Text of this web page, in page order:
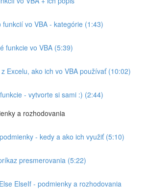
funkcií vo VBA - kategórie (1:43)
funkcie vo VBA (5:39)
Excelu, ako ich vo VBA používať (10:02)
- vytvorte si sami :) (2:44)
a rozhodovania
- kedy a ako ich využiť (5:10)
presmerovania (5:22)
ElseIf - podmienky a rozhodovania